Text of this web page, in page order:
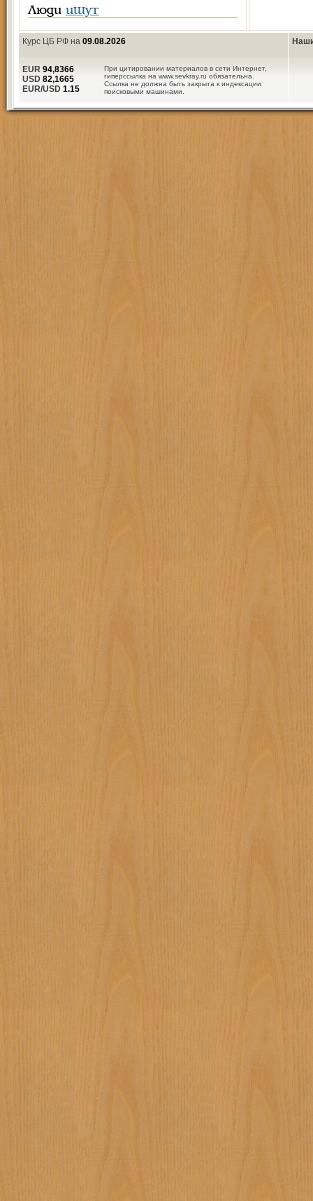
Люди ищут
Курс ЦБ РФ на 09.08.2026
При цитировании материалов в сети Интернет,
гиперссылка на www.sevkray.ru обязательна.
Ссылка не должна быть закрыта к индексации
поисковыми машинами.
EUR 94,8366
USD 82,1665
EUR/USD 1.15